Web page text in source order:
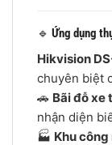
🔹 Ứng dụng
Hikvision
chuyên biệt
🚗 Bãi đỗ xe
nhận diện
🏭 Khu